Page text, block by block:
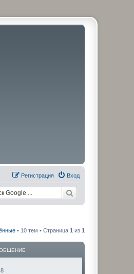
Вход
Регистрация
поиск
• 10 тем • Страница 1 из 1